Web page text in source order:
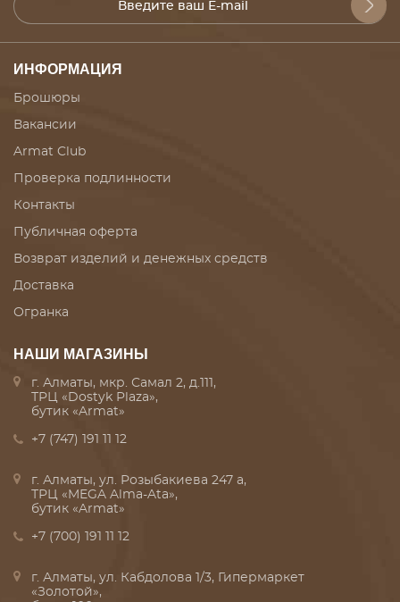
ИНФОРМАЦИЯ
Брошюры
Вакансии
Armat Club
Проверка подлинности
Контакты
Публичная оферта
Возврат изделий и денежных средств
Доставка
Огранка
НАШИ МАГАЗИНЫ
г. Алматы, мкр. Самал 2, д.111,
ТРЦ «Dostyk Plaza»,
бутик «Armat»
+7 (747) 191 11 12
г. Алматы, ул. Розыбакиева 247 а,
ТРЦ «MEGA Alma-Ata»,
бутик «Armat»
+7 (700) 191 11 12
г. Алматы, ул. Кабдолова 1/3, Гипермаркет
«Золотой»,